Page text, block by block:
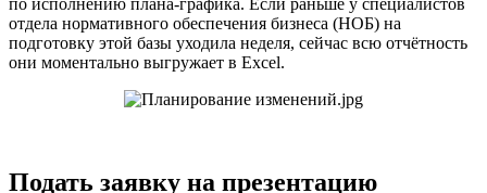
отдела нормативного обеспечения бизнеса (НОБ) на
подготовку этой базы уходила неделя, сейчас всю отчётность
они моментально выгружает в Excel.
Подать заявку на презентацию